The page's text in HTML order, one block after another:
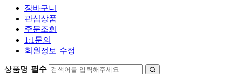
장바구니
관심상품
주문조회
1:1문의
회원정보 수정
상품명 필수